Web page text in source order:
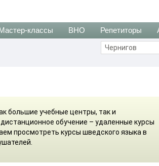
классы ВНО Репетиторы
большие учебные центры, так и
обучение – удаленные курсы
просмотреть курсы шведского языка в